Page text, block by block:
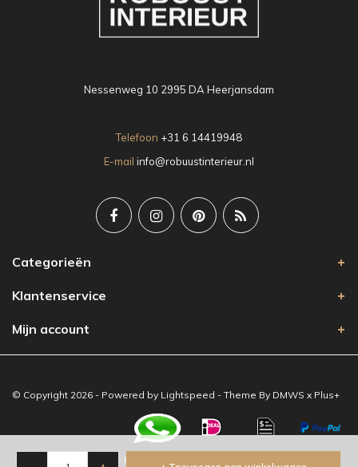
Nessenweg 10 2995 DA Heerjansdam
Telefoon +31 6 14419948
E-mail info@robuustinterieur.nl
Categorieën
Klantenservice
Mijn account
© Copyright 2026 - Powered by Lightspeed - Theme By DMWS x Plus+
- beoordelingen op